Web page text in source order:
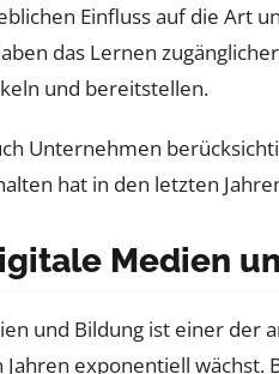
Einfluss auf die Art
das Lernen
und bereitstellen.
Unternehmen
hat in den letzten
Medien
und Bildung ist einer der
exponentiell